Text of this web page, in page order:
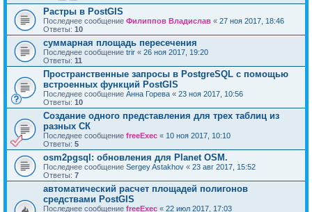
Растры в PostGIS
Последнее сообщение Филиппов Владислав « 27 ноя 2017, 18:46
Ответы: 10
суммарная площадь пересечения
Последнее сообщение trir « 26 ноя 2017, 19:20
Ответы: 11
Пространственные запросы в PostgreSQL с помощью
встроенных функций PostGIS
Последнее сообщение Анна Горева « 23 ноя 2017, 10:56
Ответы: 10
Создание одного представления для трех таблиц из
разных СК
Последнее сообщение freeExec « 10 ноя 2017, 10:10
Ответы: 5
osm2pgsql: обновления для Planet OSM.
Последнее сообщение Sergey Astakhov « 23 авг 2017, 15:52
Ответы: 7
автоматический расчет площадей полигонов
средствами PostGIS
Последнее сообщение freeExec « 22 июл 2017, 17:03